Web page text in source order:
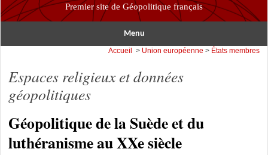
Premier site de Géopolitique français
Menu
Accueil > Union européenne > États membres
Espaces religieux et données
géopolitiques
Géopolitique de la Suède et du
luthéranisme au XXe siècle